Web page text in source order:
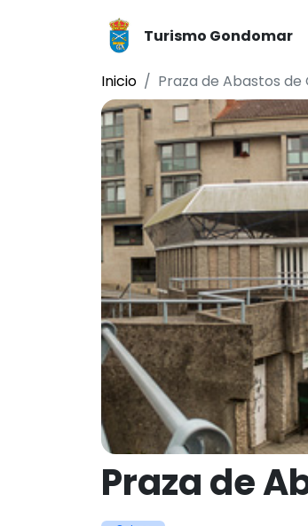
Turismo Gondomar
Inicio Praza de Abastos
Praza de